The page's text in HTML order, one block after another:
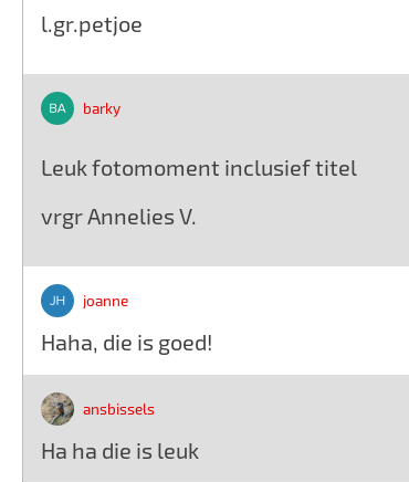
l.gr.petjoe
barky
Leuk fotomoment inclusief titel
vrgr Annelies V.
joanne
Haha, die is goed!
ansbissels
Ha ha die is leuk